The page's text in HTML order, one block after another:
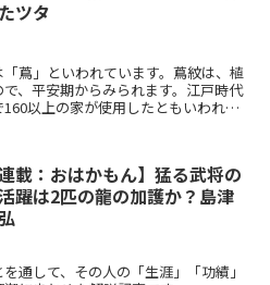
ツタ
蔦」といわれています。蔦紋は、植
、平安期からみられます。江戸時代
以上の家が使用したともいわれ、
連載：おはかもん】猛る武将の
躍は2匹の龍の加護か？島津
通して、その人の「生涯」「功績」